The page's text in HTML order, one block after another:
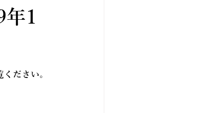
年1
ださい。